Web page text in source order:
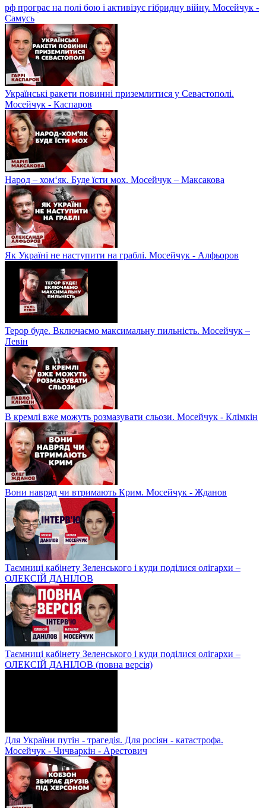
рф програє на полі бою і активізує гібридну війну. Мосейчук -
Самусь
Українські ракети повинні приземлитися у Севастополі.
Мосейчук - Каспаров
Народ – хом‘як. Буде їсти мох. Мосейчук – Максакова
Як Україні не наступити на граблі. Мосейчук - Алфьоров
Терор буде. Включаємо максимальну пильність. Мосейчук –
Левін
В кремлі вже можуть розмазувати сльози. Мосейчук - Клімкін
Вони навряд чи втримають Крим. Мосейчук - Жданов
Таємниці кабінету Зеленського і куди поділися олігархи –
ОЛЕКСІЙ ДАНІЛОВ
Таємниці кабінету Зеленського і куди поділися олігархи –
ОЛЕКСІЙ ДАНІЛОВ (повна версія)
Для України путін - трагедія. Для росіян - катастрофа.
Мосейчук - Чичваркін - Арестович